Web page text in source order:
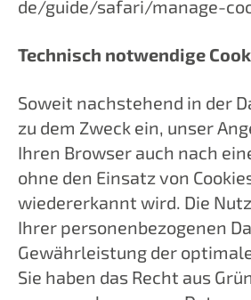
de/guide/safari/manage-
Technisch notwendige
Soweit nachstehend in der
zu dem Zweck ein, unser
Ihren Browser auch nach
ohne den Einsatz von
wiedererkannt wird. Die
Ihrer personenbezogenen
Gewährleistung der
Sie haben das Recht aus